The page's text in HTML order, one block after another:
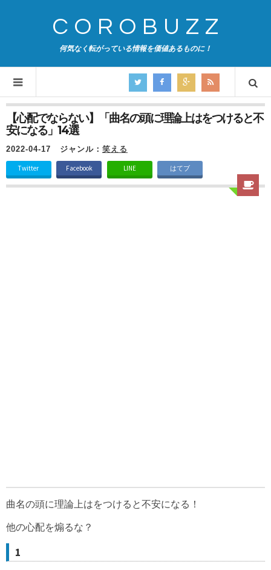
COROBUZZ
何気なく転がっている情報を価値あるものに！
【心配でならない】「曲名の頭に理論上はをつけると不
安になる」14選
2022-04-17 ジャンル： 笑える
Twitter Facebook LINE はてブ
曲名の頭に理論上はをつけると不安になる！
他の心配を煽るな？
1